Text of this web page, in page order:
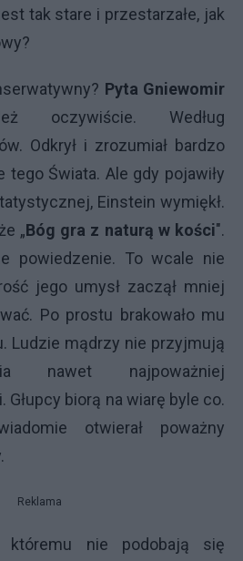
tak stare i przestarzałe, jak
Pyta Gniewomir
oczywiście. Według
Odkrył i zrozumiał bardzo
Świata. Ale gdy pojawiły
Einstein wymiękł.
„Bóg gra z naturą w kości".
powiedzenie. To wcale nie
jego umysł zaczął mniej
Po prostu brakowało mu
Ludzie mądrzy nie przyjmują
nawet najpoważniej
biorą na wiarę byle co.
otwierał poważny
Reklama
któremu nie podobają się